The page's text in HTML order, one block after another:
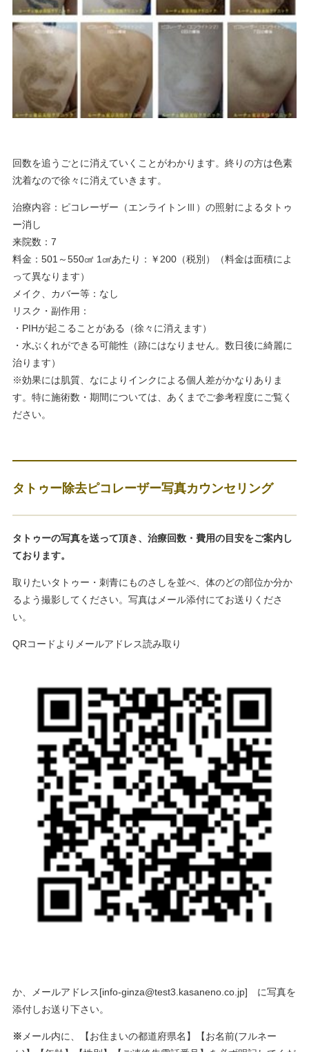
回数を追うごとに消えていくことがわかります。終りの方は色素
沈着なので徐々に消えていきます。
治療内容：ピコレーザー（エンライトンⅢ）の照射によるタトゥ
ー消し
来院数：7
料金：501～550㎠ 1㎠あたり：￥200（税別）（料金は面積によ
って異なります）
メイク、カバー等：なし
リスク・副作用：
・PIHが起こることがある（徐々に消えます）
・水ぶくれができる可能性（跡にはなりません。数日後に綺麗に
治ります）
※効果には肌質、なによりインクによる個人差がかなりありま
す。特に施術数・期間については、あくまでご参考程度にご覧く
ださい。
タトゥー除去ピコレーザー写真カウンセリング
タトゥーの写真を送って頂き、治療回数・費用の目安をご案内し
ております。
取りたいタトゥー・刺青にものさしを並べ、体のどの部位か分か
るよう撮影してください。写真はメール添付にてお送りくださ
い。
QRコードよりメールアドレス読み取り
か、メールアドレス[info-ginza@test3.kasaneno.co.jp] に写真を
添付しお送り下さい。
※ メール内に、【お住まいの都道府県名】【お名前(フルネー